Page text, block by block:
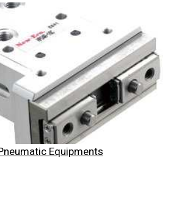
Equipments